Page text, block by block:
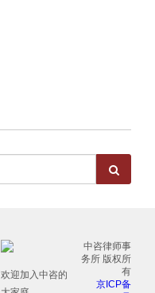
欢迎加入中咨的
中咨律师事
务所 版权所
有
京ICP备